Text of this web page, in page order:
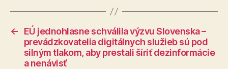
←
EÚ jednohlasne schválila výzvu Slovenska –
prevádzkovatelia digitálnych služieb sú pod
silným tlakom, aby prestali šíriť dezinformácie
a nenávisť